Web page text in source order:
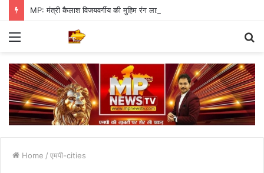
Menu
Home / एमपी-cities